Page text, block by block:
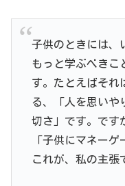
子供のときには、
もっと学ぶべきこ
す。たとえばそれ
る、「人を思いや
切さ」です。です
「子供にマネーゲ
これが、私の主張